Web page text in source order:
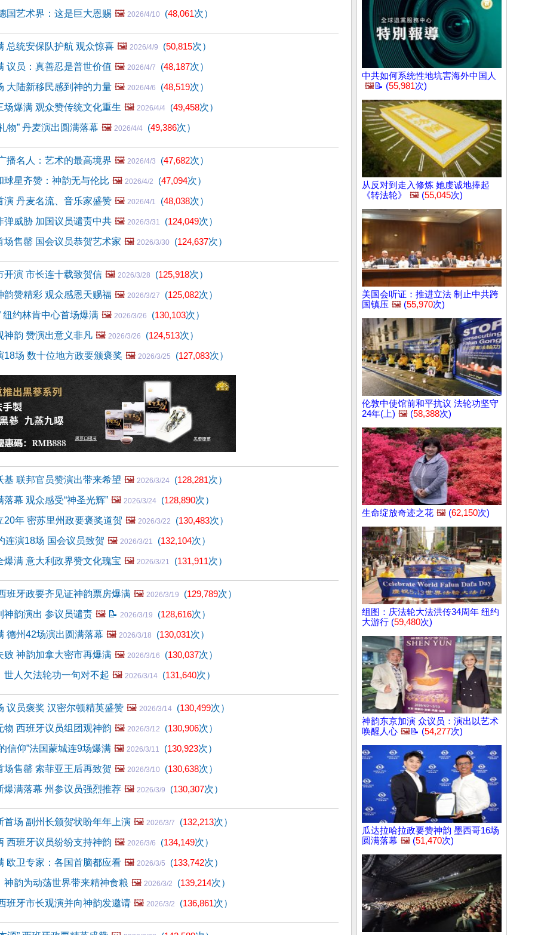
国艺术界：这是巨大恩赐 🖼️ 2026/4/10 (48,061次）
总统安保队护航 观众惊喜 🖼️ 2026/4/9 (50,815次）
议员：真善忍是普世价值 🖼️ 2026/4/7 (48,187次）
大陆新移民感到神的力量 🖼️ 2026/4/6 (48,519次）
场爆满 观众赞传统文化重生 🖼️ 2026/4/4 (49,458次）
物” 丹麦演出圆满落幕 🖼️ 2026/4/4 (49,386次）
播名人：艺术的最高境界 🖼️ 2026/4/3 (47,682次）
球星齐赞：神韵无与伦比 🖼️ 2026/4/2 (47,094次）
演 丹麦名流、音乐家盛赞 🖼️ 2026/4/1 (48,038次）
弹威胁 加国议员谴责中共 🖼️ 2026/3/31 (124,049次）
场售罄 国会议员恭贺艺术家 🖼️ 2026/3/30 (124,637次）
开演 市长连十载致贺信 🖼️ 2026/3/28 (125,918次）
韵赞精彩 观众感恩天赐福 🖼️ 2026/3/27 (125,082次）
纽约林肯中心首场爆满 🖼️ 2026/3/26 (130,103次）
神韵 赞演出意义非凡 🖼️ 2026/3/26 (124,513次）
18场 数十位地方政要颁褒奖 🖼️ 2026/3/25 (127,083次）
基 联邦官员赞演出带来希望 🖼️ 2026/3/24 (128,281次）
幕 观众感受“神圣光辉” 🖼️ 2026/3/24 (128,890次）
20年 密苏里州政要褒奖道贺 🖼️ 2026/3/22 (130,483次）
连演18场 国会议员致贺 🖼️ 2026/3/21 (132,104次）
爆满 意大利政界赞文化瑰宝 🖼️ 2026/3/21 (131,911次）
班牙政要齐见证神韵票房爆满 🖼️ 2026/3/19 (129,789次）
神韵演出 参议员谴责 🖼️ 📝 2026/3/19 (128,616次）
德州42场演出圆满落幕 🖼️ 2026/3/18 (130,031次）
败 神韵加拿大密市再爆满 🖼️ 2026/3/16 (130,037次）
世人欠法轮功一句对不起 🖼️ 2026/3/14 (131,640次）
议员褒奖 汉密尔顿精英盛赞 🖼️ 2026/3/14 (130,499次）
物 西班牙议员组团观神韵 🖼️ 2026/3/12 (130,906次）
信仰”法国蒙城连9场爆满 🖼️ 2026/3/11 (130,923次）
场售罄 索菲亚王后再致贺 🖼️ 2026/3/10 (130,638次）
爆满落幕 州参议员强烈推荐 🖼️ 2026/3/9 (130,307次）
首场 副州长颁贺状盼年年上演 🖼️ 2026/3/7 (132,213次）
西班牙议员纷纷支持神韵 🖼️ 2026/3/6 (134,149次）
欧卫专家：各国首脑都应看 🖼️ 2026/3/5 (133,742次）
神韵为动荡世界带来精神食粮 🖼️ 2026/3/2 (139,214次）
班牙市长观演并向神韵发邀请 🖼️ 2026/3/2 (136,861次）
中共如何系统性地坑害海外中国人
🖼️📝 (55,981次)
从反对到走入修炼 她虔诚地捧起
《转法轮》
🖼️ (55,045次)
美国会听证：推进立法 制止中共跨
国镇压 🖼️ (55,970次)
伦敦中使馆前和平抗议 法轮功坚守
24年(上) 🖼️ (58,388次)
生命绽放奇迹之花 🖼️ (62,150次)
组图：庆法轮大法洪传34周年 纽约
大游行 (59,480次)
神韵东京加演 众议员：演出以艺术
唤醒人心 🖼️📝 (54,277次)
瓜达拉哈拉政要赞神韵 墨西哥16场
圆满落幕 🖼️ (51,470次)